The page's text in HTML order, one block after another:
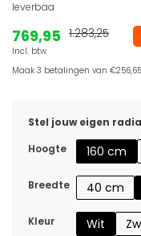
leverbaa
769,95
Incl. btw
1.283,25
Maak 3 betalingen van
Stel jouw eigen
Hoogte
160 cm
Breedte 40 cm
Kleur Wit